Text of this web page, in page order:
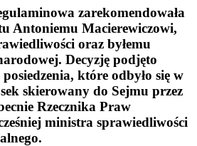
zarekomendowała
Antoniemu Macierewiczowi,
oraz byłemu
Decyzję podjęto
które odbyło się w
skierowany do Sejmu przez
Rzecznika Praw
ministra sprawiedliwości